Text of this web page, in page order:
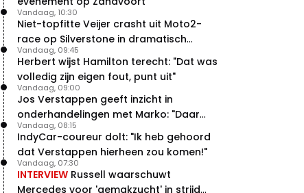
Niet-topfitte Veijer crasht uit Moto2-
race op Silverstone in dramatisch
weekend
Vandaag, 10:30
Herbert wijst Hamilton terecht: "Dat was
volledig zijn eigen fout, punt uit"
Vandaag, 09:45
Jos Verstappen geeft inzicht in
onderhandelingen met Marko: "Daar
was ik erg door verrast"
Vandaag, 09:00
IndyCar-coureur dolt: "Ik heb gehoord
dat Verstappen hierheen zou komen!"
Vandaag, 08:15
INTERVIEW Russell waarschuwt
Mercedes voor 'gemakzucht' in strijd
Vandaag, 07:30